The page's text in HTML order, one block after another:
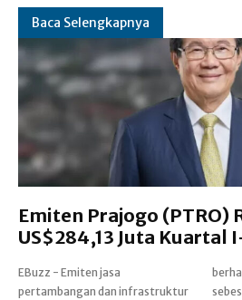
Baca Selengkapnya
Emiten Prajogo (PTRO)
US$284,13 Juta Kuartal
EBuzz - Emiten jasa
pertambangan dan infrastruktur
berhasil membukukan laba bersih
sebesar US$1,39 juta, melonjak